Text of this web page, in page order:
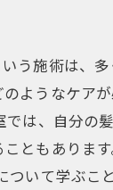
う施術は、
ようなケア
は、自分の
ともありま
いて学ぶこ